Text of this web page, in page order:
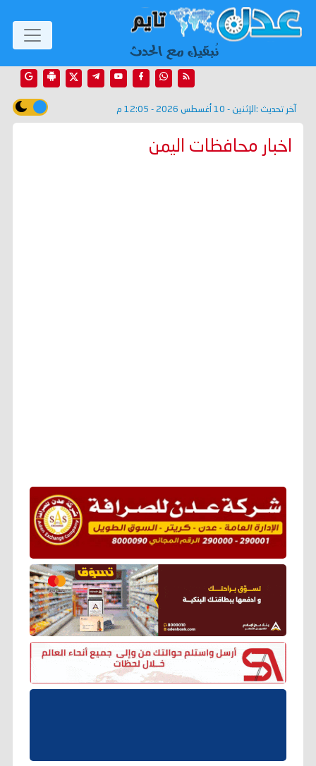
آخر تحديث : الإثنين - 10 أغسطس 2026 - 12:05 م
اخبار محافظات اليمن